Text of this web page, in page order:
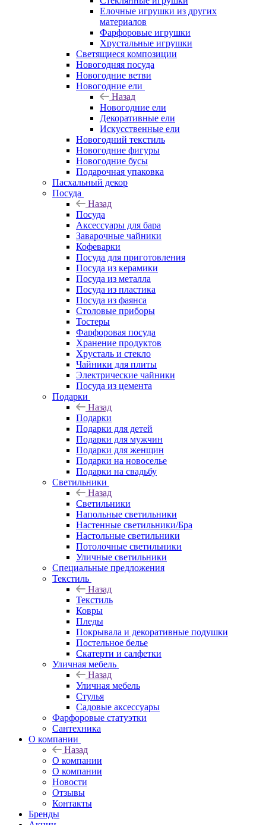
Елочные игрушки из других
материалов
Фарфоровые игрушки
Хрустальные игрушки
Светящиеся композиции
Новогодняя посуда
Новогодние ветви
Новогодние ели
Назад
Новогодние ели
Декоративные ели
Искусственные ели
Новогодний текстиль
Новогодние фигуры
Новогодние бусы
Подарочная упаковка
Пасхальный декор
Посуда
Назад
Посуда
Аксессуары для бара
Заварочные чайники
Кофеварки
Посуда для приготовления
Посуда из керамики
Посуда из металла
Посуда из пластика
Посуда из фаянса
Столовые приборы
Тостеры
Фарфоровая посуда
Хранение продуктов
Хрусталь и стекло
Чайники для плиты
Электрические чайники
Посуда из цемента
Подарки
Назад
Подарки
Подарки для детей
Подарки для мужчин
Подарки для женщин
Подарки на новоселье
Подарки на свадьбу
Светильники
Назад
Светильники
Напольные светильники
Настенные светильники/Бра
Настольные светильники
Потолочные светильники
Уличные светильники
Специальные предложения
Текстиль
Назад
Текстиль
Ковры
Пледы
Покрывала и декоративные подушки
Постельное белье
Скатерти и салфетки
Уличная мебель
Назад
Уличная мебель
Стулья
Садовые аксессуары
Фарфоровые статуэтки
Сантехника
О компании
Назад
О компании
О компании
Новости
Отзывы
Контакты
Бренды